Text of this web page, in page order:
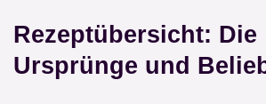
Rezeptübersicht: Die
Ursprünge und